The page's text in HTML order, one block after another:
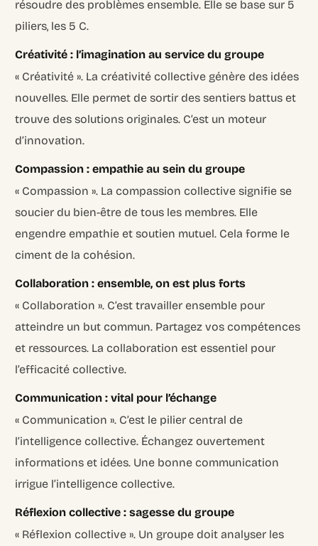
résoudre des problèmes ensemble. Elle se base sur 5
piliers, les 5 C.
Créativité : l’imagination au service du groupe
« Créativité ». La créativité collective génère des idées
nouvelles. Elle permet de sortir des sentiers battus et
trouve des solutions originales. C’est un moteur
d’innovation.
Compassion : empathie au sein du groupe
« Compassion ». La compassion collective signifie se
soucier du bien-être de tous les membres. Elle
engendre empathie et soutien mutuel. Cela forme le
ciment de la cohésion.
Collaboration : ensemble, on est plus forts
« Collaboration ». C’est travailler ensemble pour
atteindre un but commun. Partagez vos compétences
et ressources. La collaboration est essentiel pour
l’efficacité collective.
Communication : vital pour l’échange
« Communication ». C’est le pilier central de
l’intelligence collective. Échangez ouvertement
informations et idées. Une bonne communication
irrigue l’intelligence collective.
Réflexion collective : sagesse du groupe
« Réflexion collective ». Un groupe doit analyser les